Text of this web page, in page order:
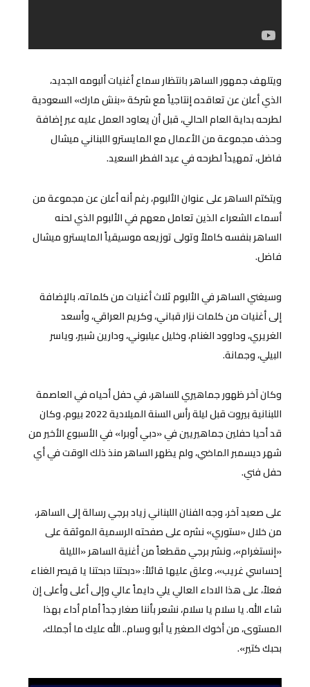
ويتلهف جمهور الساهر بانتظار سماع أغنيات ألبومه الجديد،
الذي أعلن عن تعاقده إنتاجياً مع شركة «بنش مارك» السعودية
لطرحه بداية العام الحالي، قبل أن يعاود العمل عليه عبر إضافة
وحذف مجموعة من الأعمال مع المايسترو اللبناني ميشال
فاضل، تمهيداً لطرحه في عيد الفطر السعيد.
ويتكتم الساهر على عنوان الألبوم، رغم أنه أعلن عن مجموعة من
أسماء الشعراء الذين تعامل معهم في الألبوم الذي لحنه
الساهر بنفسه كاملاً وتولى توزيعه موسيقياً المايسترو ميشال
فاضل.
وسيغني الساهر في الألبوم ثلاث أغنيات من كلماته، بالإضافة
إلى أغنيات من كلمات نزار قباني، وكريم العراقي، وأسعد
الغريري، وداوود الغنام، وخليل عيلبوني، ودارين شبير، وياسر
البيلي، وجمانة.
وكان آخر ظهور جماهيري للساهر، في حفل أحياه في العاصمة
اللبنانية بيروت قبل ليلة رأس السنة الميلادية 2022 بيوم، وكان
قد أحيا حفلين جماهيريين في «دبي أوبرا» في الأسبوع الأخير من
شهر ديسمبر الماضي، ولم يظهر الساهر منذ ذلك الوقت في أي
حفل فني.
على صعيد آخر، وجه الفنان اللبناني زياد برجي رسالة إلى الساهر،
من خلال «ستوري» نشره على صفحته الرسمية الموثقة على
«إنستغرام»، ونشر برجي مقطعاً من أغنية الساهر «الليلة
إحساسي غريب»، وعلق عليها قائلاً: «دبحتنا دبحتنا يا قيصر الغناء
فعلاً، على هذا الاداء العالي يلي دايماً عالي وإلى أعلى وأعلى إن
شاء الله. يا سلام يا سلام، نشعر بأننا صغار جداً أمام أداء بهذا
المستوى، من أخوك الصغير يا أبو وسام.. الله عليك ما أجملك،
بحبك كتير».